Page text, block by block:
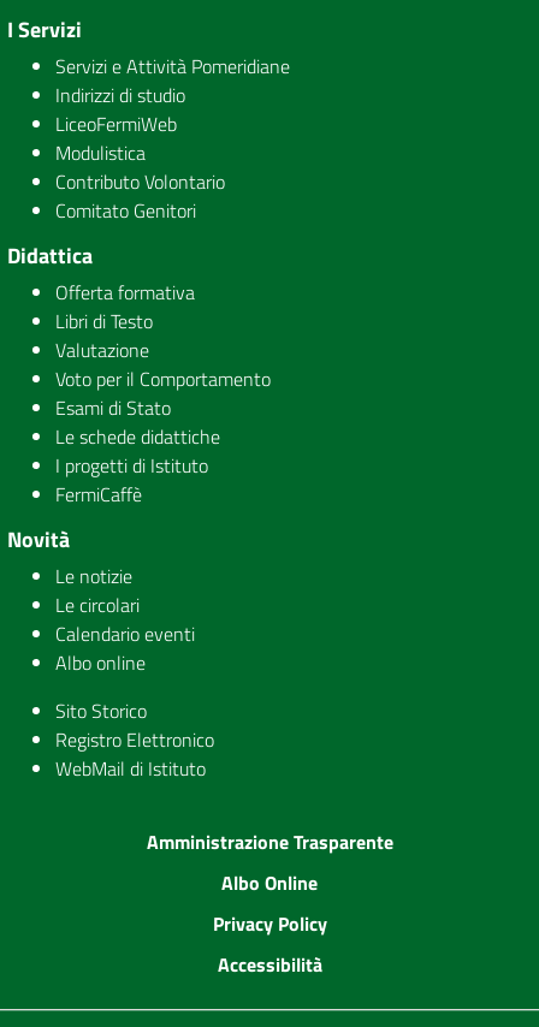
I Servizi
Servizi e Attività Pomeridiane
Indirizzi di studio
LiceoFermiWeb
Modulistica
Contributo Volontario
Comitato Genitori
Didattica
Offerta formativa
Libri di Testo
Valutazione
Voto per il Comportamento
Esami di Stato
Le schede didattiche
I progetti di Istituto
FermiCaffè
Novità
Le notizie
Le circolari
Calendario eventi
Albo online
Sito Storico
Registro Elettronico
WebMail di Istituto
Amministrazione Trasparente
Albo Online
Privacy Policy
Accessibilità